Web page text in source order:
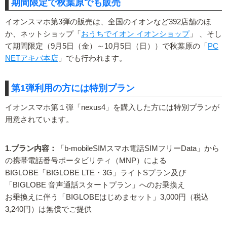
期間限定で秋葉原でも販売
イオンスマホ第3弾の販売は、全国のイオンなど392店舗のほ
か、ネットショップ「 おうちでイオン イオンショップ」 、そし
て期間限定（9月5日（金）～10月5日（日））で秋葉原の「 PC
NETアキバ本店 」でも行われます。
第1弾利用の方には特別プラン
イオンスマホ第１弾「nexus4」を購入した方には特別プランが
用意されています。
1.プラン内容：
「b-mobileSIMスマホ電話SIMフリーData」から
の携帯電話番号ポータビリティ（MNP）による
BIGLOBE「BIGLOBE LTE・3G」ライトSプラン及び
「BIGLOBE 音声通話スタートプラン」へのお乗換え
お乗換えに伴う「BIGLOBEはじめまセット」3,000円（税込
3,240円）は無償でご提供